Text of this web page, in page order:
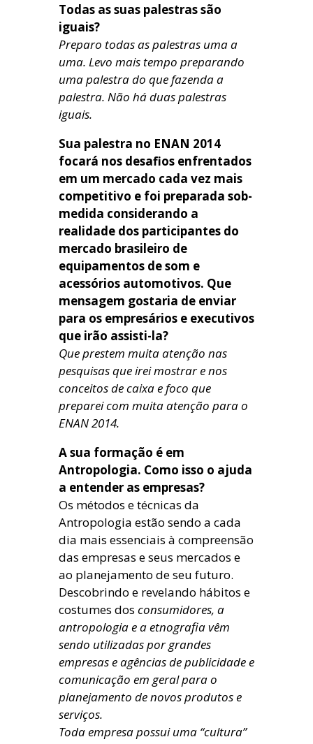
Todas as suas palestras são
iguais?
Preparo todas as palestras uma a
uma. Levo mais tempo preparando
uma palestra do que fazenda a
palestra. Não há duas palestras
iguais.
Sua palestra no ENAN 2014
focará nos desafios enfrentados
em um mercado cada vez mais
competitivo e foi preparada sob-
medida considerando a
realidade dos participantes do
mercado brasileiro de
equipamentos de som e
acessórios automotivos. Que
mensagem gostaria de enviar
para os empresários e executivos
que irão assisti-la?
Que prestem muita atenção nas
pesquisas que irei mostrar e nos
conceitos de caixa e foco que
preparei com muita atenção para o
ENAN 2014.
A sua formação é em
Antropologia. Como isso o ajuda
a entender as empresas?
Os métodos e técnicas da
Antropologia estão sendo a cada
dia mais essenciais à compreensão
das empresas e seus mercados e
ao planejamento de seu futuro.
Descobrindo e revelando hábitos e
costumes dos consumidores, a
antropologia e a etnografia vêm
sendo utilizadas por grandes
empresas e agências de publicidade e
comunicação em geral para o
planejamento de novos produtos e
serviços.
Toda empresa possui uma “cultura”